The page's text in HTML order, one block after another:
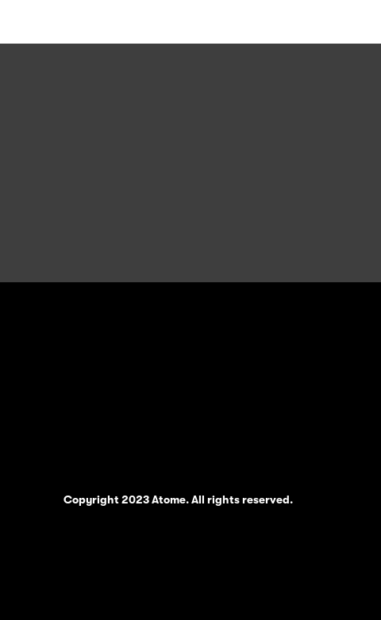
Copyright 2023 Atome. All rights reserved.